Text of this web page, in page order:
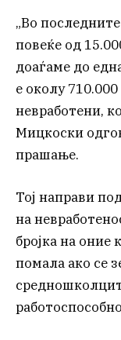
„Во
повеќе од
доаѓаме до
е околу
невработени,
Мицкоски
прашање.
Тој направи
на
бројка на оние
помала ако се